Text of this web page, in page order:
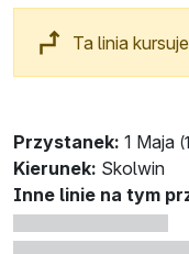
Ta linia
Przystanek: 1 Maja
Kierunek: Skolwin
Inne linie na tym